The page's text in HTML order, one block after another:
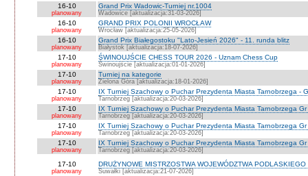
16-10
planowany
Grand Prix Wadowic-Turniej nr.1004
Wadowice [aktualizacja:31-03-2026]
16-10
planowany
GRAND PRIX POLONII WROCŁAW
Wrocław [aktualizacja:25-05-2026]
16-10
planowany
Grand Prix Białegostoku "Lato-Jesień 2026" - 11. runda blitz
Białystok [aktualizacja:18-07-2026]
17-10
planowany
ŚWINOUJŚCIE CHESS TOUR 2026 - Uznam Chess Cup
Świnoujście [aktualizacja:01-01-2026]
17-10
planowany
Turniej na kategorie
Zielona Góra [aktualizacja:18-01-2026]
17-10
planowany
IX Turniej Szachowy o Puchar Prezydenta Miasta Tarnobrzega -
Tarnobrzeg [aktualizacja:20-03-2026]
17-10
planowany
IX Turniej Szachowy o Puchar Prezydenta Miasta Tarnobrzega
Tarnobrzeg [aktualizacja:20-03-2026]
17-10
planowany
IX Turniej Szachowy o Puchar Prezydenta Miasta Tarnobrzega
Tarnobrzeg [aktualizacja:20-03-2026]
17-10
planowany
IX Turniej Szachowy o Puchar Prezydenta Miasta Tarnobrzega Gr
Tarnobrzeg [aktualizacja:20-03-2026]
17-10
planowany
DRUŻYNOWE MISTRZOSTWA WOJEWÓDZTWA
Suwałki [aktualizacja:21-07-2026]